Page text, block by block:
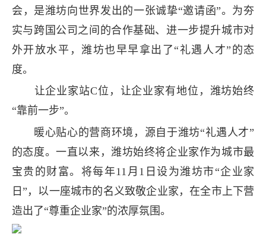
会，是潍坊向世界发出的一张诚挚“邀请函”。为夯
实与跨国公司之间的合作基础、进一步提升城市对
外开放水平，潍坊也早早拿出了“礼遇人才”的态
度。
让企业家站C位，让企业家有地位，潍坊始终
“靠前一步”。
暖心贴心的营商环境，源自于潍坊“礼遇人才”
的态度。一直以来，潍坊始终将企业家作为城市最
宝贵的财富。将每年11月1日设为潍坊市“企业家
日”，以一座城市的名义致敬企业家，在全市上下营
造出了“尊重企业家”的浓厚氛围。